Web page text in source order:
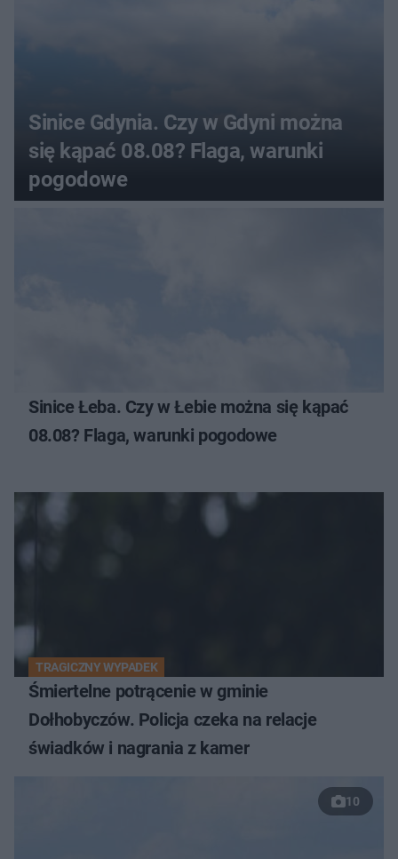
Sinice Gdynia. Czy w Gdyni można
się kąpać 08.08? Flaga, warunki
pogodowe
Sinice Łeba. Czy w Łebie można się kąpać
08.08? Flaga, warunki pogodowe
TRAGICZNY WYPADEK
Śmiertelne potrącenie w gminie
Dołhobyczów. Policja czeka na relacje
świadków i nagrania z kamer
10